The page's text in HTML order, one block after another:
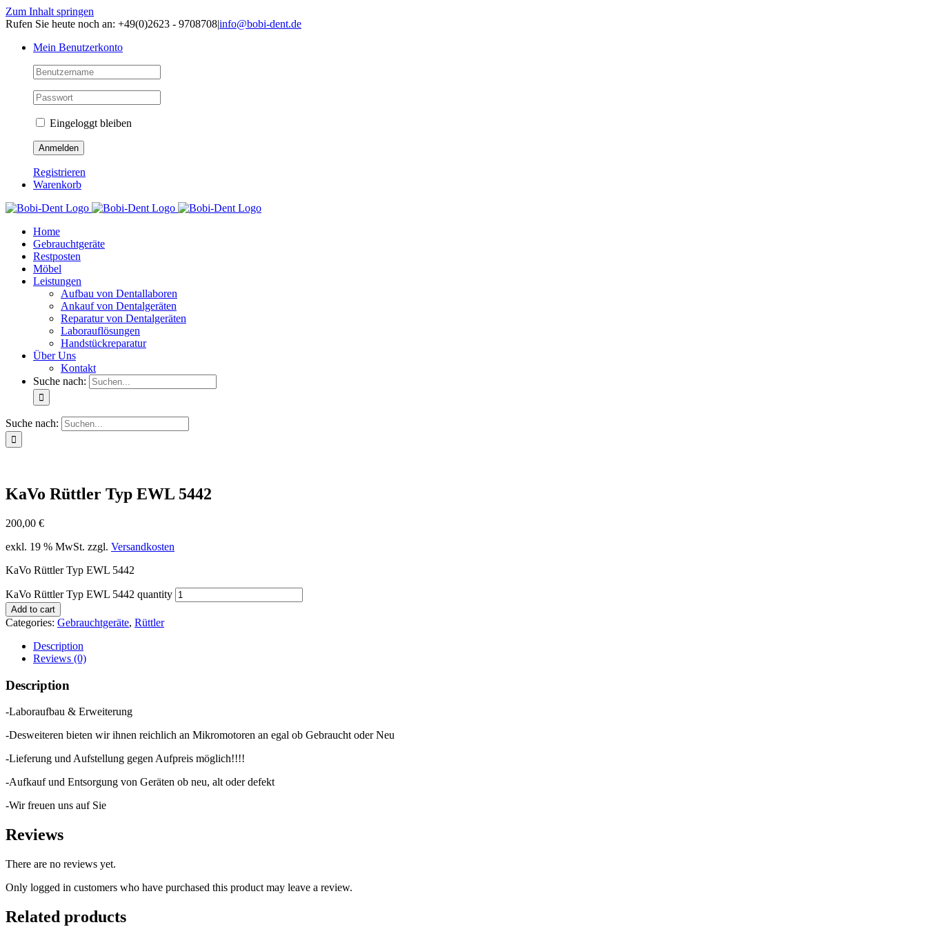
Zum Inhalt springen
Rufen Sie heute noch an: +49(0)2623 - 9708708|info@bobi-dent.de
Mein Benutzerkonto
Eingeloggt bleiben
Registrieren
Warenkorb
Home
Gebrauchtgeräte
Restposten
Möbel
Leistungen
Aufbau von Dentallaboren
Ankauf von Dentalgeräten
Reparatur von Dentalgeräten
Laborauflösungen
Handstückreparatur
Über Uns
Kontakt
Suche nach:
Suche nach:
KaVo Rüttler Typ EWL 5442
200,00 €
exkl. 19 % MwSt. zzgl. Versandkosten
KaVo Rüttler Typ EWL 5442
KaVo Rüttler Typ EWL 5442 quantity
Add to cart
Categories: Gebrauchtgeräte, Rüttler
Description
Reviews (0)
Description
-Laboraufbau & Erweiterung
-Desweiteren bieten wir ihnen reichlich an Mikromotoren an egal ob Gebraucht oder Neu
-Lieferung und Aufstellung gegen Aufpreis möglich!!!!
-Aufkauf und Entsorgung von Geräten ob neu, alt oder defekt
-Wir freuen uns auf Sie
Reviews
There are no reviews yet.
Only logged in customers who have purchased this product may leave a review.
Related products